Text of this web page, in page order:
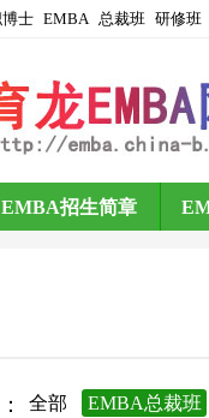
士 EMBA 总裁班 研修班
EMBA招生简章
全部 EMBA总裁班